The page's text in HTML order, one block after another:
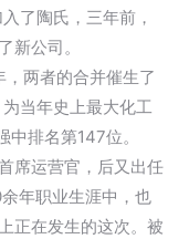
了陶氏，三年前，
新公司。
两者的合并催生了
当年史上最大化工
排名第147位。
席运营官，后又出任
年职业生涯中，也
正在发生的这次。被